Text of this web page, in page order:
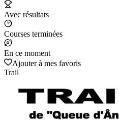
Avec résultats
Courses terminées
En ce moment
Ajouter à mes favoris
Trail